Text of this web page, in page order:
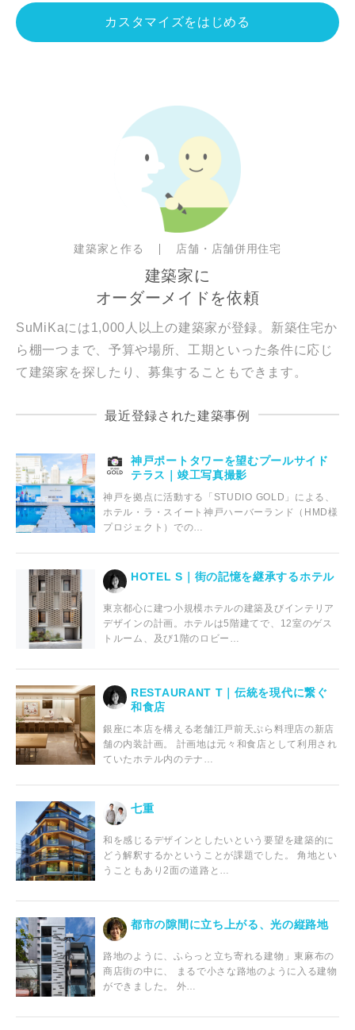
カスタマイズをはじめる
建築家と作る 店舗・店舗併用住宅
建築家に
オーダーメイドを依頼
SuMiKaには1,000人以上の建築家が登録。新築住宅か
ら棚一つまで、予算や場所、工期といった条件に応じ
て建築家を探したり、募集することもできます。
最近登録された建築事例
神戸ポートタワーを望むプールサイド
テラス｜竣工写真撮影
神戸を拠点に活動する「STUDIO GOLD」による、
ホテル・ラ・スイート神戸ハーバーランド（HMD様
プロジェクト）での…
HOTEL S｜街の記憶を継承するホテル
東京都心に建つ小規模ホテルの建築及びインテリア
デザインの計画。ホテルは5階建てで、12室のゲス
トルーム、及び1階のロビー…
RESTAURANT T｜伝統を現代に繋ぐ
和食店
銀座に本店を構える老舗江戸前天ぷら料理店の新店
舗の内装計画。 計画地は元々和食店として利用され
ていたホテル内のテナ…
七重
和を感じるデザインとしたいという要望を建築的に
どう解釈するかということが課題でした。 角地とい
うこともあり2面の道路と…
都市の隙間に立ち上がる、光の縦路地
路地のように、ふらっと立ち寄れる建物」東麻布の
商店街の中に、 まるで小さな路地のように入る建物
ができました。 外…